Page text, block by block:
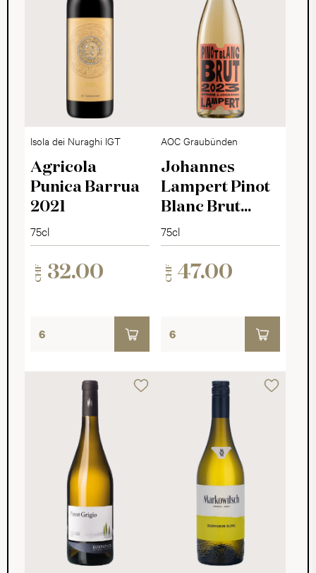
Isola dei Nuraghi IGT
Agricola
Punica Barrua
2021
75cl
CHF 32.00
AOC Graubünden
Johannes
Lampert Pinot
Blanc Brut
2024
75cl
CHF 47.00